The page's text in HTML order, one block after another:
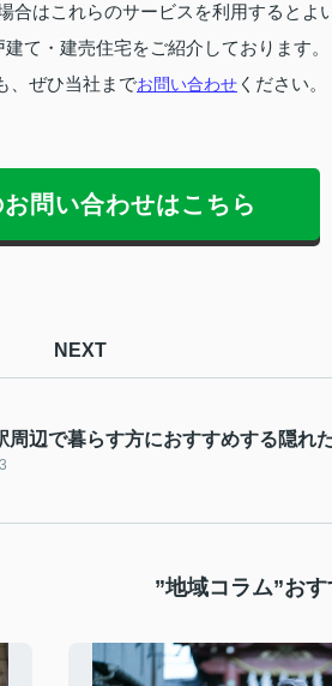
はこれらのサービスを利用するとよ
て・建売住宅をご紹介しております。
、ぜひ当社までお問い合わせ ください。
問い合わせはこちら
NEXT
周辺で暮らす方におすすめする隠れ
”地域コラム”お